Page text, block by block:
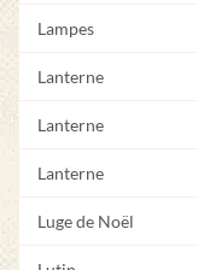
Lampes
Lanterne
Lanterne
Lanterne
Luge de Noël